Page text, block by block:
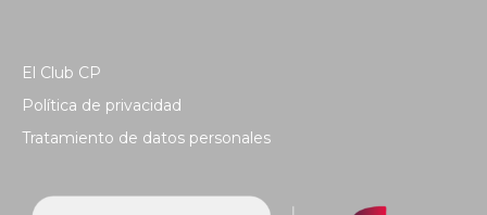
El Club CP
Política de privacidad
Tratamiento de datos personales